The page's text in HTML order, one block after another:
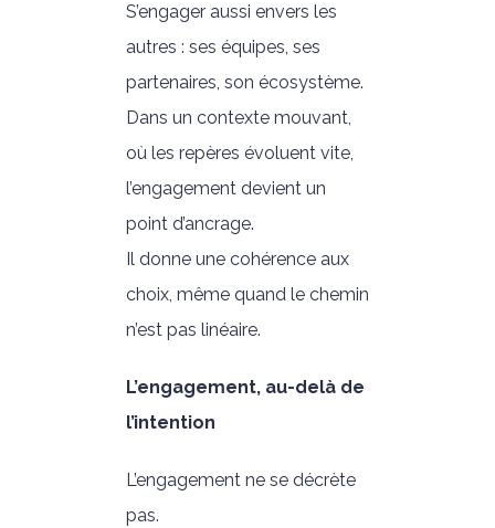
S’engager aussi envers les
autres : ses équipes, ses
partenaires, son écosystème.
Dans un contexte mouvant,
où les repères évoluent vite,
l’engagement devient un
point d’ancrage.
Il donne une cohérence aux
choix, même quand le chemin
n’est pas linéaire.
L’engagement, au-delà de
l’intention
L’engagement ne se décrète
pas.